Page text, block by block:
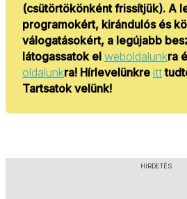
(csütörtökönként frissítjük). A
programokért, kirándulós és
válogatásokért, a legújabb
látogassatok el weboldalunkra
oldalunkra! Hírlevelünkre itt
Tartsatok velünk!
HIRDETÉS